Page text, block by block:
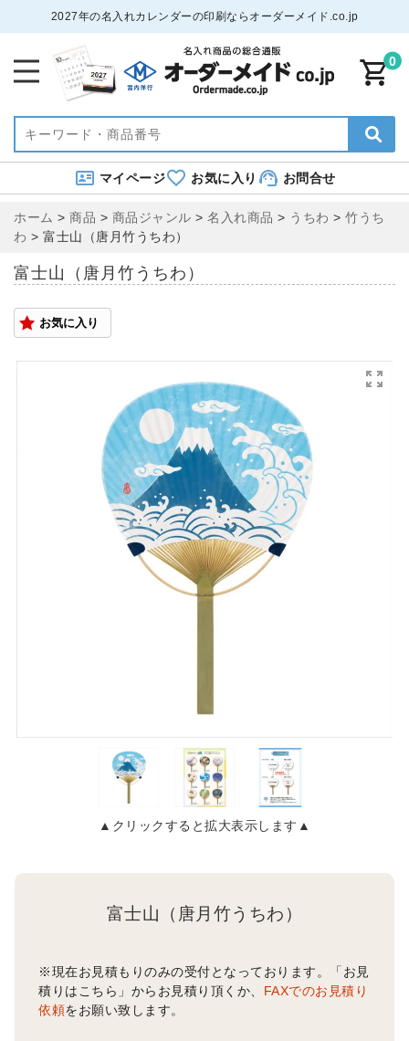
2027年の名入れカレンダーの印刷ならオーダーメイド.co.jp
0
マイページ お気に入り お問合せ
ホーム > 商品 > 商品ジャンル > 名入れ商品 > うちわ > 竹うち
わ > 富士山（唐月竹うちわ）
富士山（唐月竹うちわ）
お気に入り
▲クリックすると拡大表示します▲
富士山（唐月竹うちわ）
※現在お見積もりのみの受付となっております。「お見
積りはこちら」からお見積り頂くか、 FAXでのお見積り
依頼をお願い致します。